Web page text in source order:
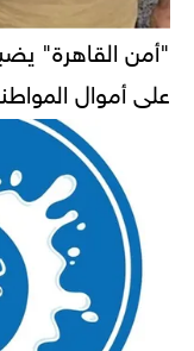
"أمن القاهرة"
على أموال